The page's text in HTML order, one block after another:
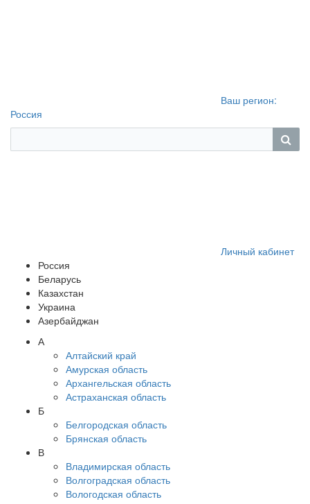
Ваш регион:
Россия
Личный кабинет
Россия
Беларусь
Казахстан
Украина
Азербайджан
А
Алтайский край
Амурская область
Архангельская область
Астраханская область
Б
Белгородская область
Брянская область
В
Владимирская область
Волгоградская область
Вологодская область